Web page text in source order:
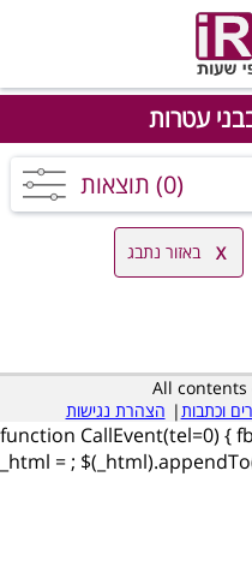
עטרות
(0) תוצאות
באזור נתבג
All
וכתבות| הצהרת נגישות
function CallEvent(tel=0) {
_html = ;